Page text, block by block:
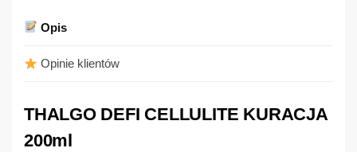
Opis
Opinie klientów
THALGO DEFI CELLULITE KURACJA
200ml